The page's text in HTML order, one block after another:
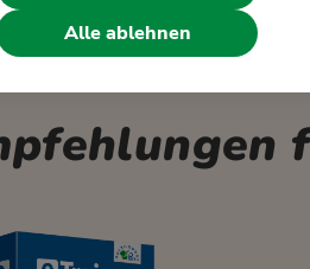
Alle ablehnen